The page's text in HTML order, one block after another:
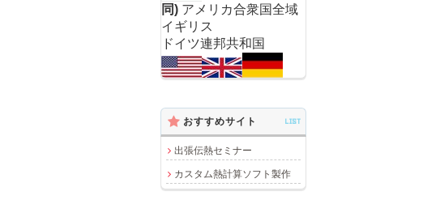
同) アメリカ合衆国全域
イギリス
ドイツ連邦共和国
おすすめサイト LIST
出張伝熱セミナー
カスタム熱計算ソフト製作